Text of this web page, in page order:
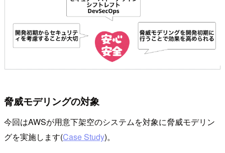
脅威モデリングの対象
今回はAWSが用意下架空のシステムを対象に脅威モデリン
グを実施します(Case Study)。